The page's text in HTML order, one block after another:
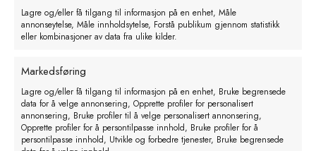
Lagre og/eller få tilgang til informasjon på en enhet, Måle
annonseytelse, Måle innholdsytelse, Forstå publikum gjennom statistikk
eller kombinasjoner av data fra ulike kilder.
Markedsføring
Lagre og/eller få tilgang til informasjon på en enhet, Bruke begrensede
data for å velge annonsering, Opprette profiler for personalisert
annonsering, Bruke profiler til å velge personalisert annonsering,
Opprette profiler for å persontilpasse innhold, Bruke profiler for å
persontilpasse innhold, Utvikle og forbedre tjenester, Bruke begrensede